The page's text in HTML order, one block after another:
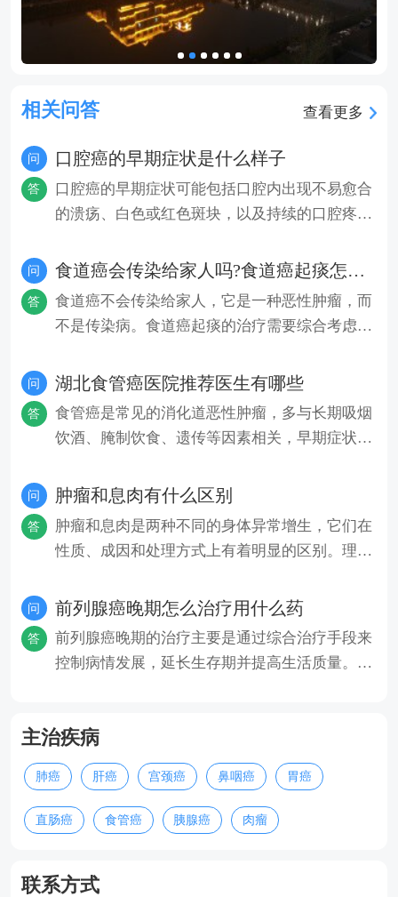
相关问答 查看更多
问 口腔癌的早期症状是什么样子
答
口腔癌的早期症状可能包括口腔内出现不易愈合
的溃疡、白色或红色斑块，以及持续的口腔疼
问 食道癌会传染给家人吗?食道癌起痰怎么治?
答
食道癌不会传染给家人，它是一种恶性肿瘤，而
不是传染病。食道癌起痰的治疗需要综合考虑患
问 湖北食管癌医院推荐医生有哪些
答
食管癌是常见的消化道恶性肿瘤，多与长期吸烟
饮酒、腌制饮食、遗传等因素相关，早期症状不
问 肿瘤和息肉有什么区别
答
肿瘤和息肉是两种不同的身体异常增生，它们在
性质、成因和处理方式上有着明显的区别。理解
问 前列腺癌晚期怎么治疗用什么药
答
前列腺癌晚期的治疗主要是通过综合治疗手段来
控制病情发展，延长生存期并提高生活质量。在
主治疾病
肺癌 肝癌 宫颈癌 鼻咽癌 胃癌
直肠癌 食管癌 胰腺癌 肉瘤
联系方式